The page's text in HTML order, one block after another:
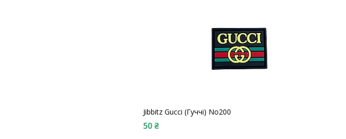
Jibbitz Guссi (Гуччі) No200
50 ₴